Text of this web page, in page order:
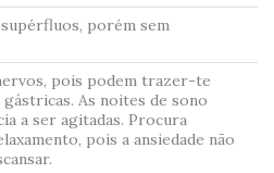
porém sem
pois podem trazer-te
As noites de sono
a ser agitadas. Procura
pois a ansiedade não